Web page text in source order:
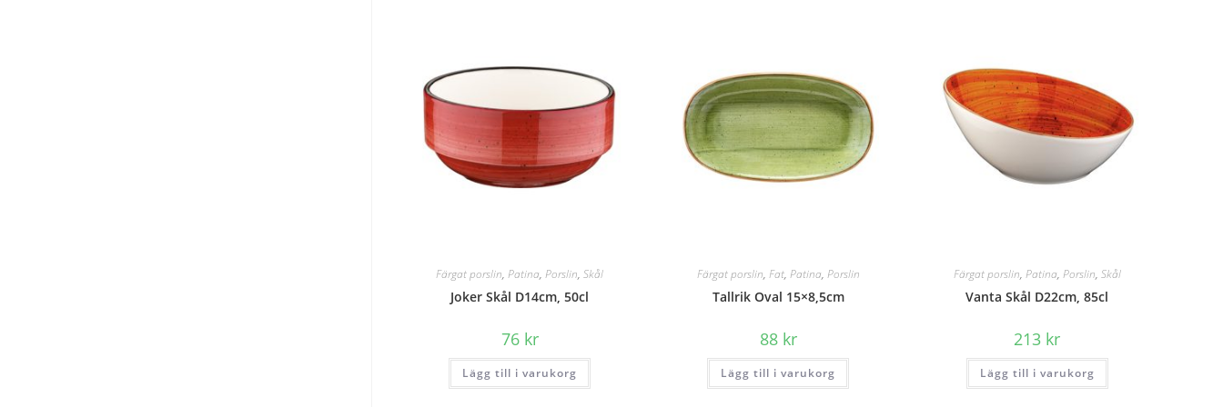
Färgat porslin,Patina,Porslin,Skål
Joker Skål D14cm, 50cl
76 kr
Lägg till i varukorg
Färgat porslin, Fat, Patina, Porslin
Tallrik Oval 15×8,5cm
88 kr
Lägg till i varukorg
Färgat porslin, Patina, Porslin, Skål
Vanta Skål D22cm, 85cl
213 kr
Lägg till i varukorg